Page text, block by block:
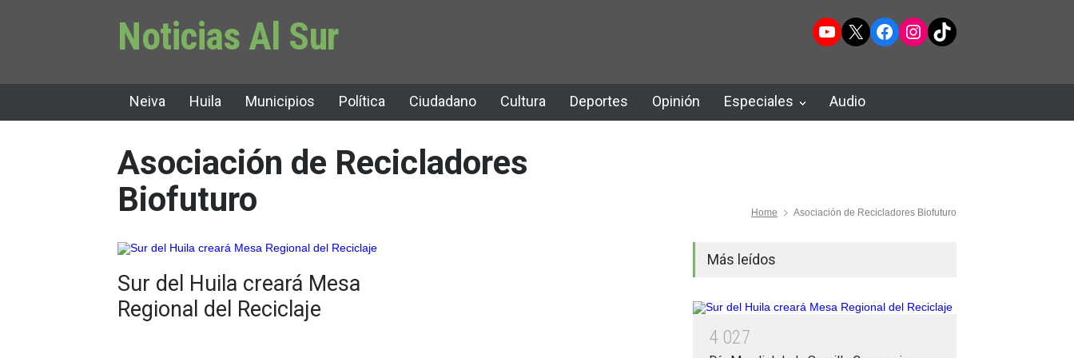
Noticias Al Sur YouTube
X Facebook
Instagram
TikTok
Neiva Huila Municipios Política Ciudadano Cultura Deportes Opinión Especiales Audio
Asociación de Recicladores
Biofuturo
Home Asociación de Recicladores Biofuturo
Sur del Huila creará Mesa
Regional del Reciclaje
Más leídos
4 027